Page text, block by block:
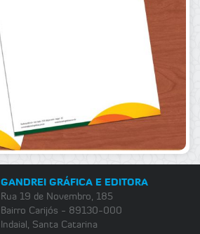
GANDREI GRÁFICA E EDITORA
Rua 19 de Novembro, 185
Bairro Carijós - 89130-000
Indaial, Santa Catarina